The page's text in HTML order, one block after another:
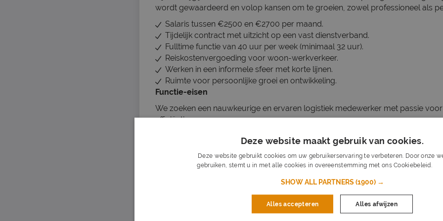
wordt gewaardeerd en volop kansen om te groeien, zowel professioneel als
Salaris tussen €2500 en €2700 per maand.
Tijdelijk contract met uitzicht op een vast dienstverband.
Fulltime functie van 40 uur per week (minimaal 32 uur).
Reiskostenvergoeding voor woon-werkverkeer.
Werken in een informele sfeer met korte lijnen.
Ruimte voor persoonlijke groei en ontwikkeling.
Functie-eisen
We zoeken een nauwkeurige en ervaren logistiek medewerker met passie
efficiëntie.
Geldig reachtruckcertificaat en minimaal 1 jaar ervaring.
MBO 2-diploma in een logistieke richting.
Goede beheersing van de Nederlandse taal.
Focus op nauwkeurigheid en veiligheidsvoorschriften.
Bereidheid om in flexibele werktijden te werken.
Ons bedrijf in Veendam is een vaste partner voor productie- en logistieke
Deze website maakt gebruik van cookies.
Deze website gebruikt cookies om uw gebruikerservaring te verbeteren. Door onze
gebruiken, stemt u in met alle cookies in overeenstemming met ons Cookiebeleid.
SHOW ALL PARTNERS(1900) →
Alles accepteren Alles afwijzen